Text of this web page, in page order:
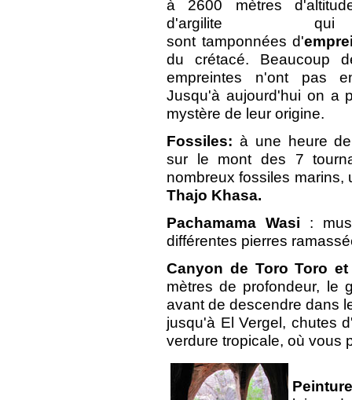
à 2600 mètres
d'argilite qui
sont tamponnées d'
du crétacé. Beaucoup
empreintes n'ont pas
Jusqu'à aujourd'hui on a
mystère de leur origine.
Fossiles: à une heure
sur le mont des 7
nombreux fossiles marins,
Thajo Khasa.
Pachamama Wasi :
différentes pierres
Canyon de Toro Toro
mètres de profondeur, le
avant de descendre dans
jusqu'à El Vergel, chutes
verdure tropicale, où vous